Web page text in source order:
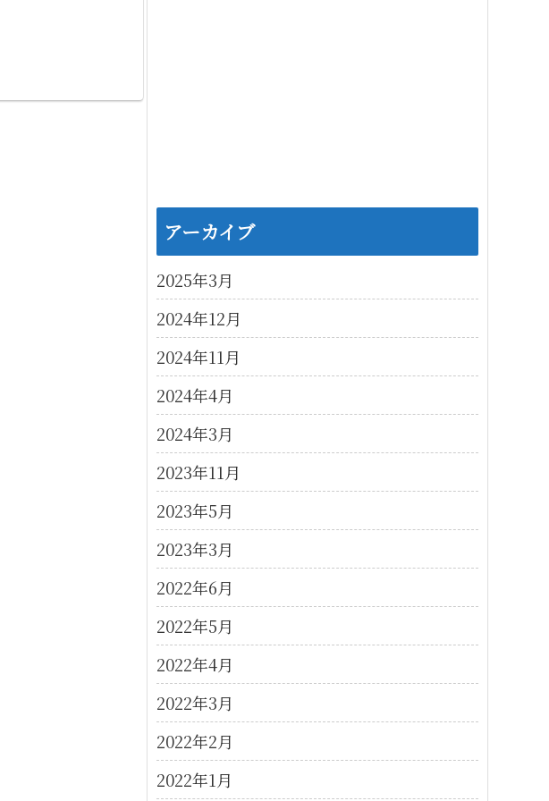
アーカイブ
2025年3月
2024年12月
2024年11月
2024年4月
2024年3月
2023年11月
2023年5月
2023年3月
2022年6月
2022年5月
2022年4月
2022年3月
2022年2月
2022年1月